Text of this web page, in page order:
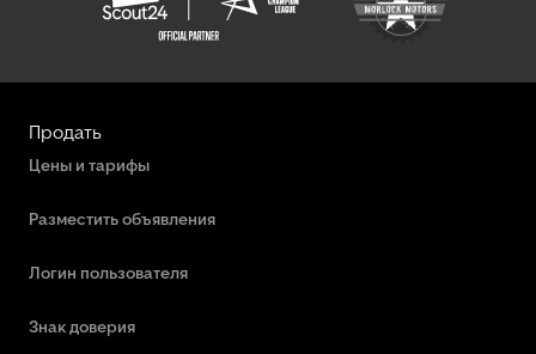
Mercedes-Benz Грузопассажирские Автомобили
Seat Грузопассажирские Автомобили
Продать
Цены и тарифы
Разместить объявления
Логин пользователя
Знак доверия